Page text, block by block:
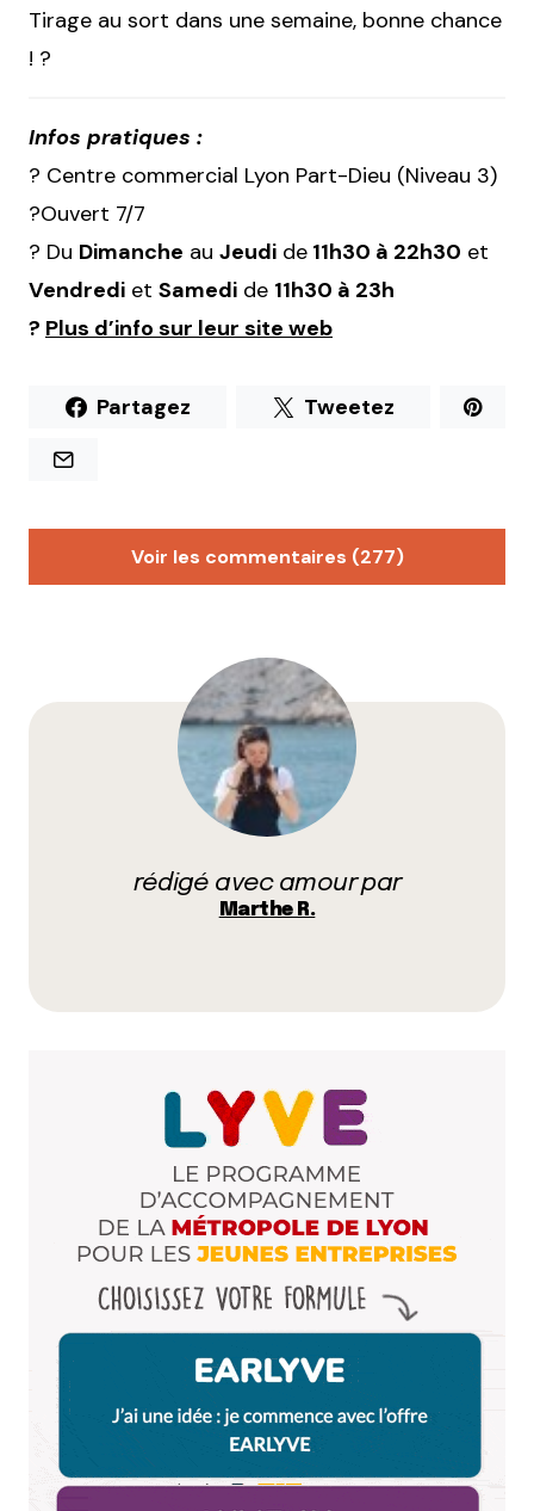
Tirage au sort dans une semaine, bonne chance
! ?
Infos pratiques :
? Centre commercial Lyon Part-Dieu (Niveau 3)
?Ouvert 7/7
? Du Dimanche au Jeudi de 11h30 à 22h30 et
Vendredi et Samedi de 11h30 à 23h
? Plus d’info sur leur site web
Partagez Tweetez
Voir les commentaires (277)
Je mérite de gagner un menu duo parce-que ……
tunnel .. (vieille blague des années 90)
parce que je le vaux bien ?
19 janvier 2022 à 8 h 53 min
21 janvier 2022 à 15 h 43 min
Je mérite de gagner un menu duo de Bioburger
car je vous fais de la pub gratuite
22 janvier 2022 à 0 h 22 min
Répondre
je mérite de gagné comme je suis de saint
Etienne .et je viendrais vous voir avec plaisir .sa
me ferais un tour sur Lyon avec ma fille .océane
22 janvier 2022 à 11 h 17 min
rédigé avec amour par
Marthe R.